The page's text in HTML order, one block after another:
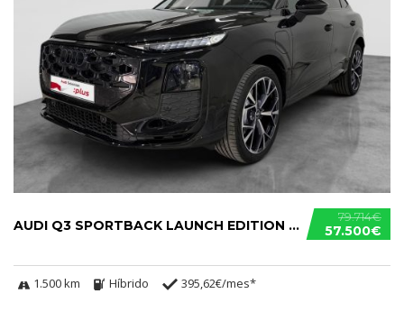
79.714€
57.500€
AUDI Q3 SPORTBACK LAUNCH EDITION S TRONIC E-HYBRID
1.500 km Híbrido 395,62€/mes*